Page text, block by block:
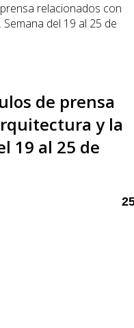
relacionados con
del 19 al 25 de
de prensa
y la
19 al 25 de